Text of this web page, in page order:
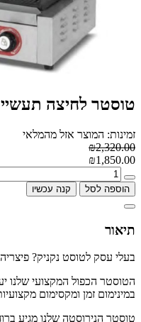
טוסטר לחיצה
זמינות: המוצר אזל מהמלאי
₪2,320.00
₪1,850.00
הוספה לסל קנה עכשיו
תיאור
בעלי עסק לטוסט נקניק?
הטוסטר הכפול המקצועי שלנו
במינימום זמן ומקסימום